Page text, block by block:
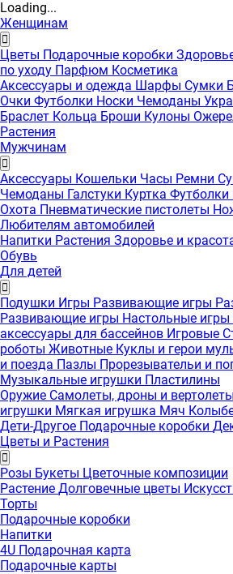
Loading...
Женщинам
Цветы Подарочные коробки
по уходу Парфюм Косметика
Аксессуары и одежда Шарфы Сумки
Очки Футболки Носки Чемоданы
Браслет Кольца Броши Кулоны
Растения
Мужчинам
Аксессуары Кошельки Часы Ремни
Чемоданы Галстуки Куртка Футболки
Охота Пневматические пистолеты
Любителям автомобилей
Напитки Растения Здоровье и
Обувь
Для детей
Подушки Игры Развивающие игры
Развивающие игры Настольные игры
аксессуары для бассейнов Игровые
роботы Животные Куклы и герои
и поезда Пазлы Прорезывательи и
Музыкальные игрушки Пластилины
Оружие Самолеты, дроны и вертолеты
игрушки Мягкая игрушка Мяч
Дети-Другое Подарочные коробки
Цветы и Растения
Розы Букеты Цветочные композиции
Растение Долговечные цветы
Торты
Подарочные коробки
Напитки
4U Подарочная карта
Подарочные карты